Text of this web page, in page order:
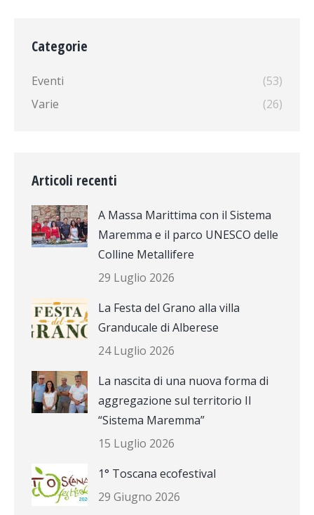
Categorie
Eventi
(53)
Varie
(26)
Articoli recenti
A Massa Marittima con il Sistema
Maremma e il parco UNESCO delle
Colline Metallifere
29 Luglio 2026
La Festa del Grano alla villa
Granducale di Alberese
24 Luglio 2026
La nascita di una nuova forma di
aggregazione sul territorio Il
“Sistema Maremma”
15 Luglio 2026
1° Toscana ecofestival
29 Giugno 2026